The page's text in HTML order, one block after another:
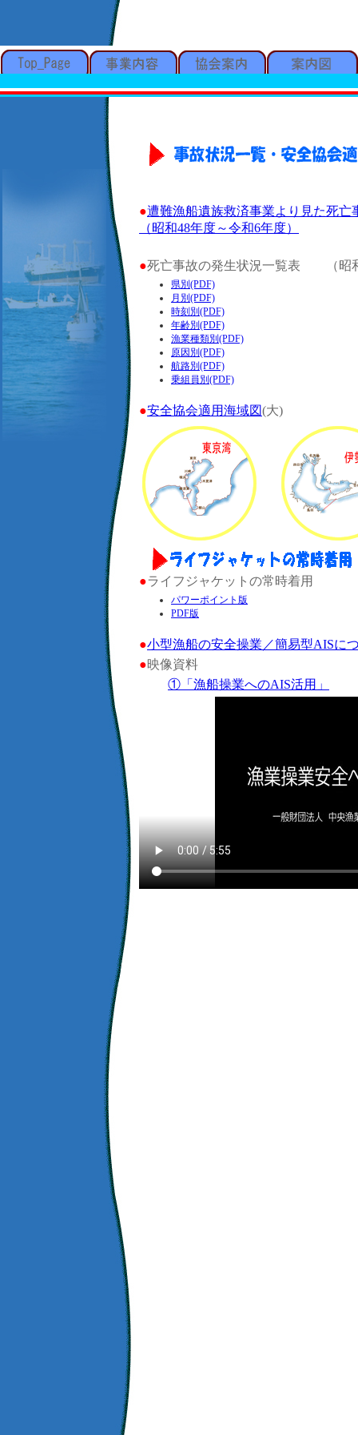
●遭難漁船遺族救済事業より見た死亡
（昭和48年度～令和6年度）
●死亡事故の発生状況一覧表 （昭
県別(PDF)
月別(PDF)
時刻別(PDF)
年齢別(PDF)
漁業種類別(PDF)
原因別(PDF)
航路別(PDF)
乗組員別(PDF)
●安全協会適用海域図(大)
●ライフジャケットの常時着用
パワーポイント版
PDF版
●小型漁船の安全操業／簡易型AISに
●映像資料
①「漁船操業へのAIS活用」